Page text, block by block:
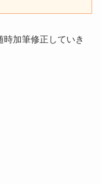
加筆修正していき